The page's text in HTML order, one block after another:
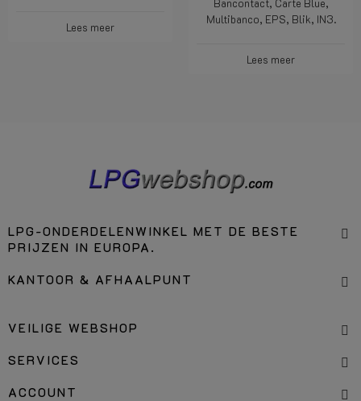
Lees meer
Bancontact, Carte Blue,
Multibanco, EPS, Blik, IN3.
Lees meer
LPG-ONDERDELENWINKEL MET DE BESTE
PRIJZEN IN EUROPA.
KANTOOR & AFHAALPUNT
VEILIGE WEBSHOP
SERVICES
ACCOUNT